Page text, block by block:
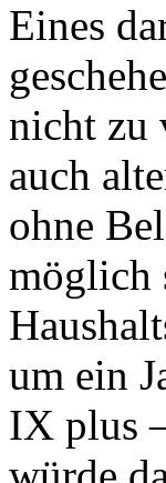
Eines
nicht zu
auch
ohne
möglich
um ein
IX plus